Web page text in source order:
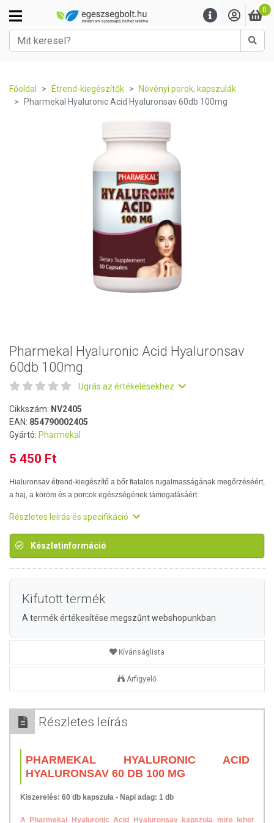
0
Főoldal Étrend-kiegészítők
Növényi porok, kapszulák
Pharmekal Hyaluronic Acid Hyaluronsav 60db 100mg
Pharmekal Hyaluronic Acid Hyaluronsav
60db 100mg
Ugrás az értékelésekhez
Cikkszám: NV2405
EAN: 854790002405
Gyártó: Pharmekal
5 450 Ft
Hialuronsav étrend-kiegészítő a bőr fiatalos rugalmasságának megőrzéséért,
a haj, a köröm és a porcok egészségének támogatásáért.
Részletes leírás és specifikáció
Készletinformáció
Kifutott termék
A termék értékesítése megszűnt webshopunkban
Kívánságlista
Árfigyelő
Részletes leírás
PHARMEKAL HYALURONIC ACID
HYALURONSAV 60 DB 100 MG
Kiszerelés: 60 db kapszula - Napi adag: 1 db
A Pharmekal Hyaluronic Acid Hyaluronsav kapszula mire lehet